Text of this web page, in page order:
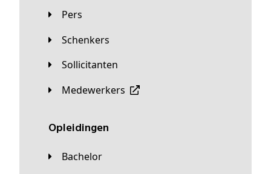
Pers
Schenkers
Sollicitanten
Medewerkers
Opleidingen
Bachelor